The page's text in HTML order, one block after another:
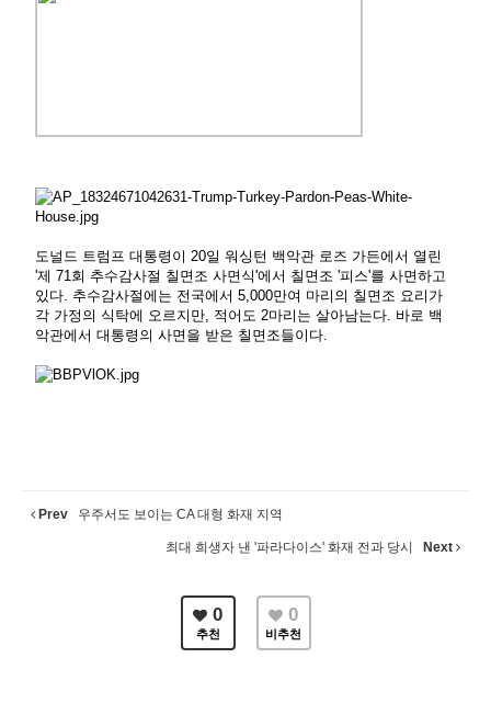
도널드 트럼프 대통령이 20일 워싱턴 백악관 로즈 가든에서 열린
'제 71회 추수감사절 칠면조 사면식'에서 칠면조 '피스'를 사면하고
있다. 추수감사절에는 전국에서 5,000만여 마리의 칠면조 요리가
각 가정의 식탁에 오르지만, 적어도 2마리는 살아남는다. 바로 백
악관에서 대통령의 사면을 받은 칠면조들이다.
Prev 우주서도 보이는 CA 대형 화재 지역
최대 희생자 낸 '파라다이스' 화재 전과 당시 Next
0
추천
0
비추천